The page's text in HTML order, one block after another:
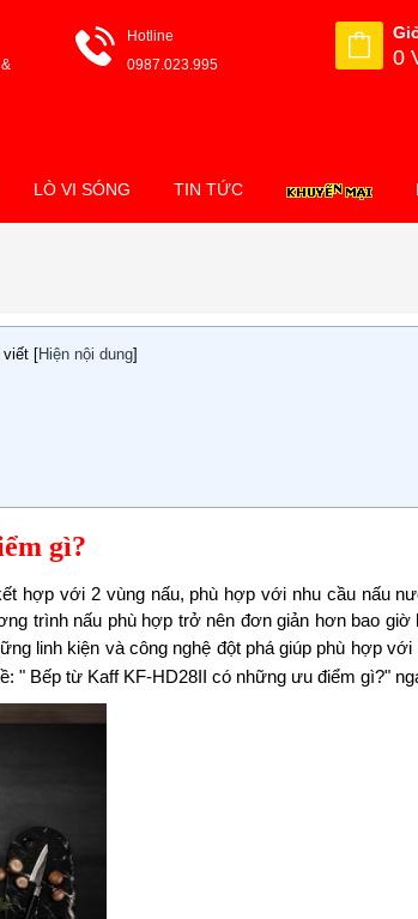
Hotline
0987.023.995
0
LÒ VI SÓNG TIN TỨC
viết [Hiện nội dung]
gì?
hợp với 2 vùng nấu, phù hợp với nhu cầu nấu
trình nấu phù hợp trở nên đơn giản hơn bao giờ
linh kiện và công nghệ đột phá giúp phù hợp
" Bếp từ Kaff KF-HD28II có những ưu điểm gì?"